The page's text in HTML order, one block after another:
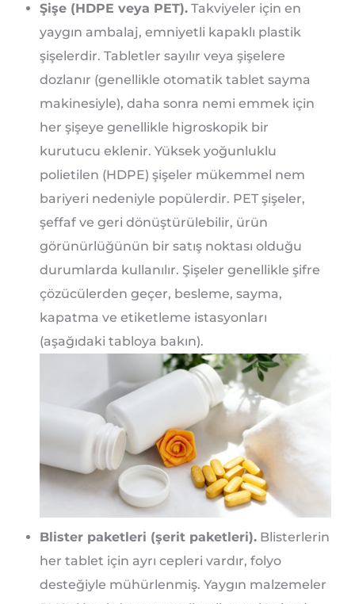
Şişe (HDPE veya PET). Takviyeler için en
yaygın ambalaj, emniyetli kapaklı plastik
şişelerdir. Tabletler sayılır veya şişelere
dozlanır (genellikle otomatik tablet sayma
makinesiyle), daha sonra nemi emmek için
her şişeye genellikle higroskopik bir
kurutucu eklenir. Yüksek yoğunluklu
polietilen (HDPE) şişeler mükemmel nem
bariyeri nedeniyle popülerdir. PET şişeler,
şeffaf ve geri dönüştürülebilir, ürün
görünürlüğünün bir satış noktası olduğu
durumlarda kullanılır. Şişeler genellikle şifre
çözücülerden geçer, besleme, sayma,
kapatma ve etiketleme istasyonları
(aşağıdaki tabloya bakın).
Blister paketleri (şerit paketleri). Blisterlerin
her tablet için ayrı cepleri vardır, folyo
desteğiyle mühürlenmiş. Yaygın malzemeler